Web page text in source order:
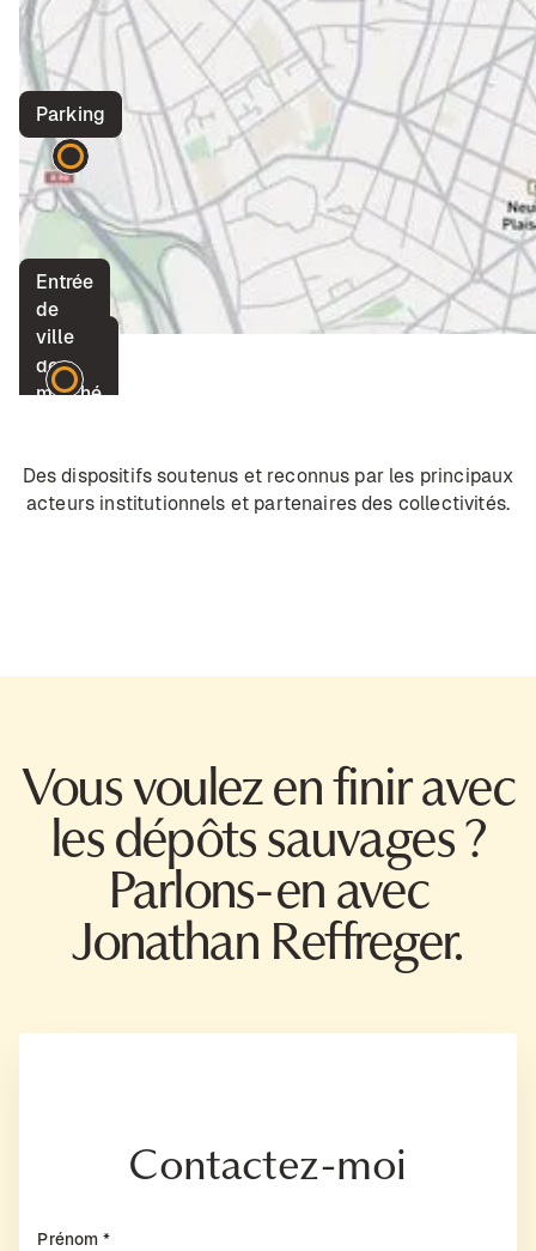
Place
de
marché
Entrée
de
ville
Parking
Des dispositifs soutenus et reconnus par les principaux
acteurs institutionnels et partenaires des collectivités.
Vous voulez en finir avec
les dépôts sauvages ?
Parlons-en avec
Jonathan Reffreger.
Contactez-moi
Prénom *